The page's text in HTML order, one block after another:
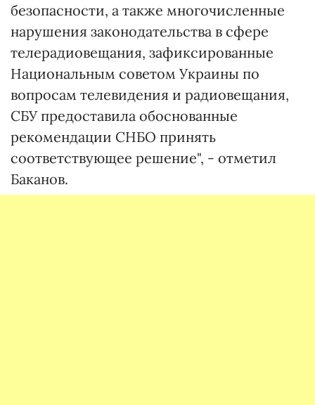
безопасности, а также многочисленные
нарушения законодательства в сфере
телерадиовещания, зафиксированные
Национальным советом Украины по
вопросам телевидения и радиовещания,
СБУ предоставила обоснованные
рекомендации СНБО принять
соответствующее решение", - отметил
Баканов.